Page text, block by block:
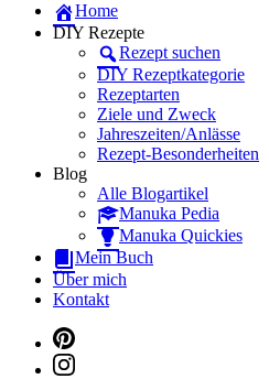
Manuka Magic –
Dein interaktiver
Dein persönlicher interaktiver DIY
Home
DIY Rezepte
Rezept suchen
DIY Rezeptkategorie
Rezeptarten
Ziele und Zweck
Jahreszeiten/Anlässe
Rezept-Besonderheiten
Blog
Alle Blogartikel
Manuka Pedia
Manuka Quickies
Mein Buch
Über mich
Kontakt